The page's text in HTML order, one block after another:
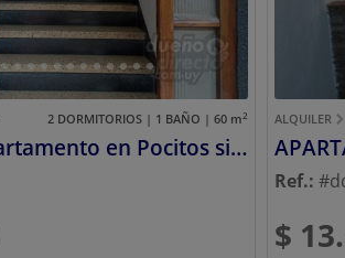
2 DORMITORIOS | 1 BAÑO | 60 m2
Cómodo apartamento en Pocitos sin gastos comunes
ALQUILER
Ref.:
$